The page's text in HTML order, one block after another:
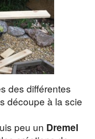
des différentes
découpe à la scie
peu un Dremel